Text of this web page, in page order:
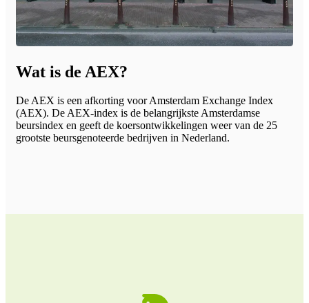
Wat is de AEX?
De AEX is een afkorting voor Amsterdam Exchange Index
(AEX). De AEX-index is de belangrijkste Amsterdamse
beursindex en geeft de koersontwikkelingen weer van de 25
grootste beursgenoteerde bedrijven in Nederland.